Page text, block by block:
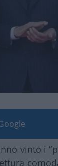
vinto i